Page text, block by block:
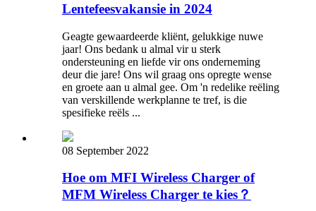
Lentefeesvakansie in 2024
Geagte gewaardeerde kliënt, gelukkige nuwe
jaar! Ons bedank u almal vir u sterk
ondersteuning en liefde vir ons onderneming
deur die jare! Ons wil graag ons opregte wense
en groete aan u almal gee. Om 'n redelike reëling
van verskillende werkplanne te tref, is die
spesifieke reëls ...
08 September 2022
Hoe om MFI Wireless Charger of
MFM Wireless Charger te kies？